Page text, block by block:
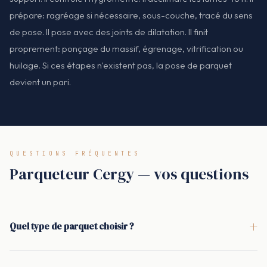
prépare: ragréage si nécessaire, sous-couche, tracé du sens
de pose. Il pose avec des joints de dilatation. Il finit
proprement: ponçage du massif, égrenage, vitrification ou
huilage. Si ces étapes n'existent pas, la pose de parquet
devient un pari.
QUESTIONS FRÉQUENTES
Parqueteur Cergy — vos questions
Quel type de parquet choisir ? +